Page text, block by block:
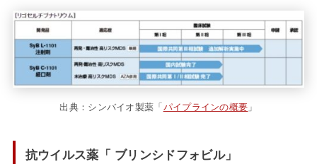
出典：シンバイオ製薬「 パイプラインの概要 」
抗ウイルス薬「 ブリンシドフォビル」